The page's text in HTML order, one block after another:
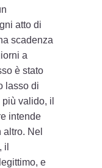
atto di
scadenza
a
è stato
lasso di
valido, il
intende
Nel
il
e